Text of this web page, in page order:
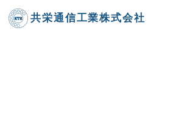
共栄通信工業株式会社